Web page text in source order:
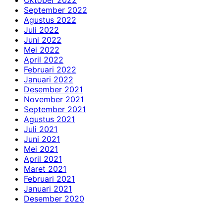
September 2022
Agustus 2022
Juli 2022
Juni 2022
Mei 2022
April 2022
Februari 2022
Januari 2022
Desember 2021
November 2021
September 2021
Agustus 2021
Juli 2021
Juni 2021
Mei 2021
April 2021
Maret 2021
Februari 2021
Januari 2021
Desember 2020